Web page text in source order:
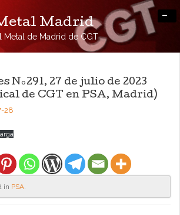
Madrid
Metal de Madrid de CGT
-
Nº291, 27 de julio de 2023
de CGT en PSA, Madrid)
28
in PSA.